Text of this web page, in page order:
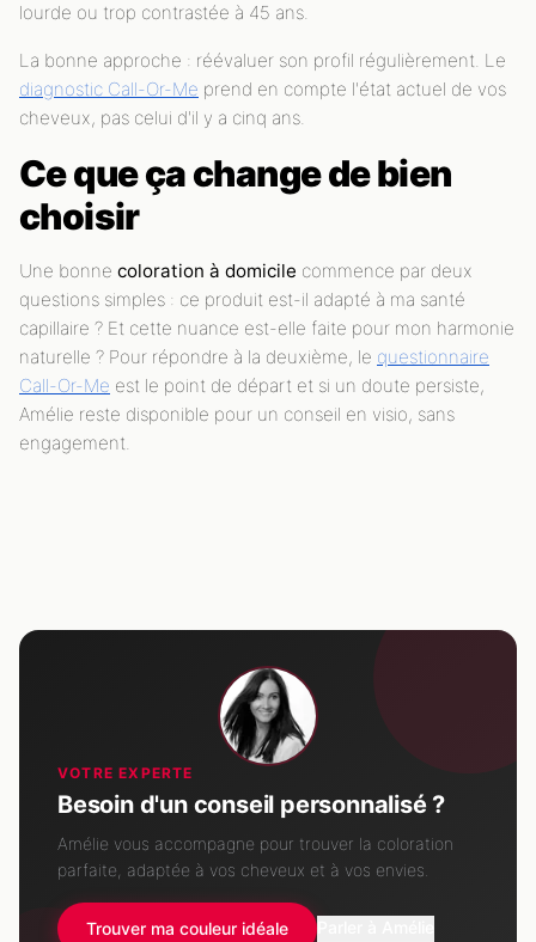
lourde ou trop contrastée à 45 ans.
La bonne approche : réévaluer son profil régulièrement. Le
diagnostic Call-Or-Me prend en compte l'état actuel de vos
cheveux, pas celui d'il y a cinq ans.
Ce que ça change de bien
choisir
Une bonne coloration à domicile commence par deux
questions simples : ce produit est-il adapté à ma santé
capillaire ? Et cette nuance est-elle faite pour mon harmonie
naturelle ? Pour répondre à la deuxième, le questionnaire
Call-Or-Me est le point de départ et si un doute persiste,
Amélie reste disponible pour un conseil en visio, sans
engagement.
VOTRE EXPERTE
Besoin d'un conseil personnalisé ?
Amélie vous accompagne pour trouver la coloration
parfaite, adaptée à vos cheveux et à vos envies.
Trouver ma couleur idéale